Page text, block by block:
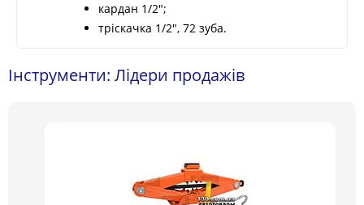
кардан 1/2";
тріскачка 1/2", 72 зуба.
Інструменти: Лідери продажів